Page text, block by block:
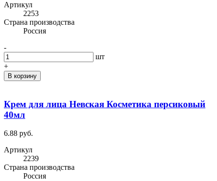
Артикул
2253
Cтрана производства
Россия
-
шт
+
В корзину
Крем для лица Невская Косметика персиковый
40мл
6.88 руб.
Артикул
2239
Cтрана производства
Россия